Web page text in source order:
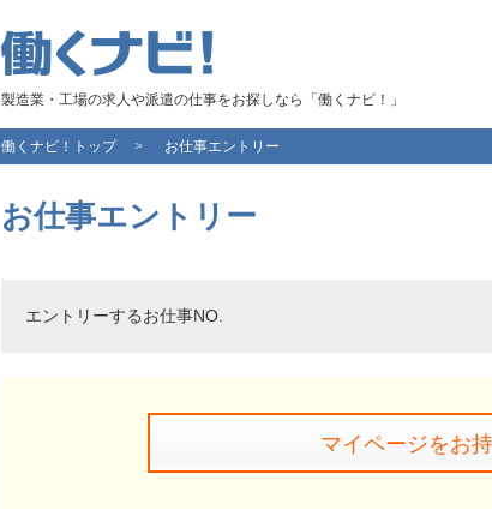
製造業・工場の求人や派遣の仕事をお探しなら「働くナビ！」
働くナビ！トップ お仕事エントリー
お仕事エントリー
エントリーするお仕事NO.
マイページをお